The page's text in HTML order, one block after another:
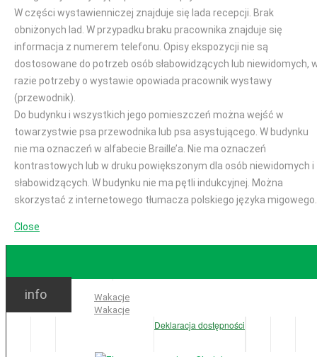
W części wystawienniczej znajduje się lada recepcji. Brak
obniżonych lad. W przypadku braku pracownika znajduje się
informacja z numerem telefonu. Opisy ekspozycji nie są
dostosowane do potrzeb osób słabowidzących lub niewidomych,
razie potrzeby o wystawie opowiada pracownik wystawy
(przewodnik).
Do budynku i wszystkich jego pomieszczeń można wejść w
towarzystwie psa przewodnika lub psa asystującego. W budynku
nie ma oznaczeń w alfabecie Braille’a. Nie ma oznaczeń
kontrastowych lub w druku powiększonym dla osób niewidomych i
słabowidzących. W budynku nie ma pętli indukcyjnej. Można
skorzystać z internetowego tłumacza polskiego języka migowego.
Close
Ważne:
Wakacje
Wakacje
Deklaracja dostępności
info